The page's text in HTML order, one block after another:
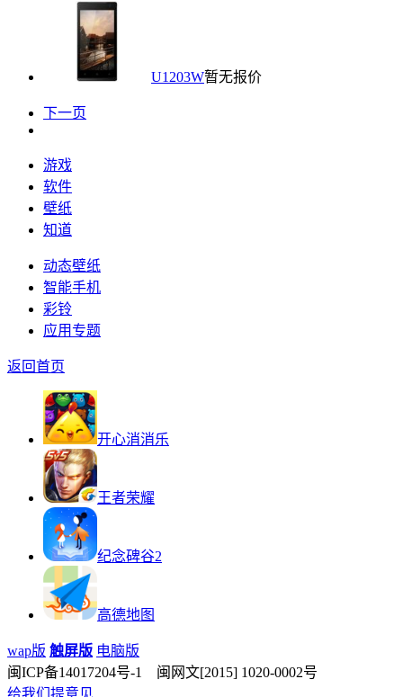
U1203W暂无报价
下一页
游戏
软件
壁纸
知道
动态壁纸
智能手机
彩铃
应用专题
返回首页
开心消消乐
王者荣耀
纪念碑谷2
高德地图
wap版 触屏版 电脑版
闽ICP备14017204号-1 闽网文[2015] 1020-0002号
给我们提意见